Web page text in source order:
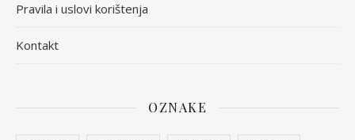
Pravila i uslovi korištenja
Kontakt
OZNAKE